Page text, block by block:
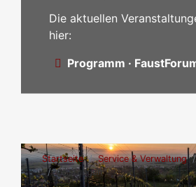
Die aktuellen
hier:
Programm ·
Startseite Service & Verwaltung
Leistungen